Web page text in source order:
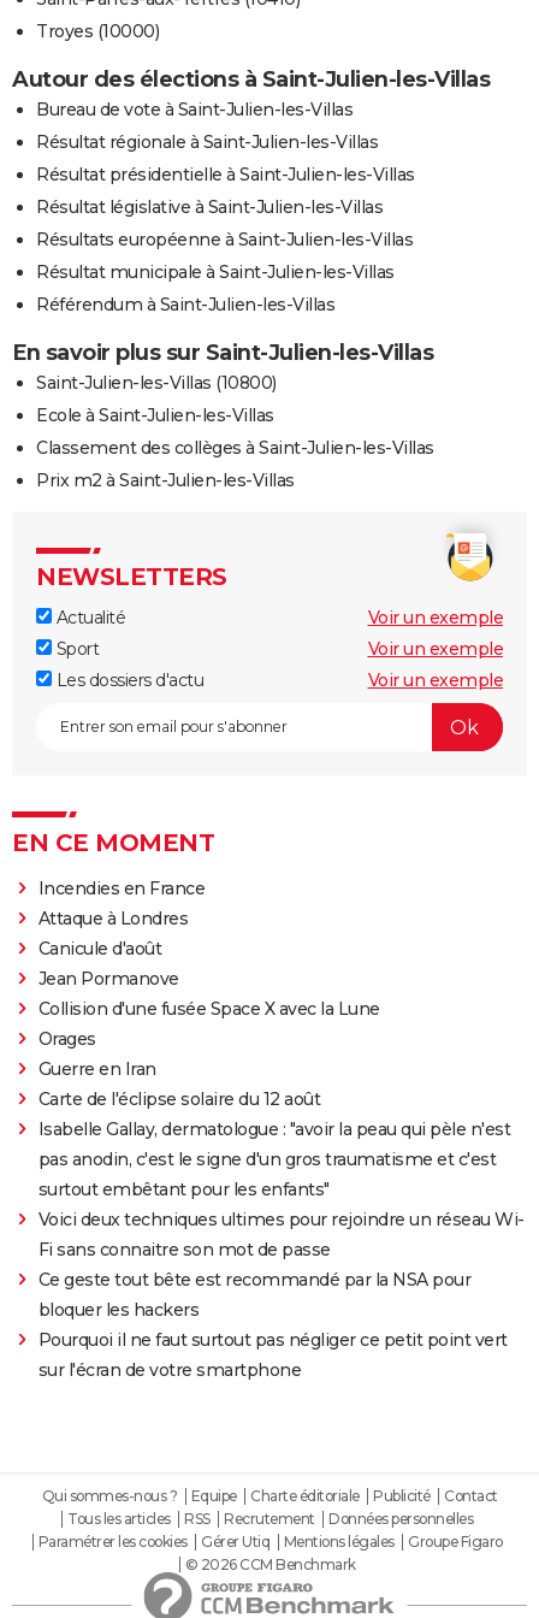
Troyes (10000)
Autour des élections à Saint-Julien-les-Villas
Bureau de vote à Saint-Julien-les-Villas
Résultat régionale à Saint-Julien-les-Villas
Résultat présidentielle à Saint-Julien-les-Villas
Résultat législative à Saint-Julien-les-Villas
Résultats européenne à Saint-Julien-les-Villas
Résultat municipale à Saint-Julien-les-Villas
Référendum à Saint-Julien-les-Villas
En savoir plus sur Saint-Julien-les-Villas
Saint-Julien-les-Villas (10800)
Ecole à Saint-Julien-les-Villas
Classement des collèges à Saint-Julien-les-Villas
Prix m2 à Saint-Julien-les-Villas
NEWSLETTERS
Actualité
Voir un exemple
Sport
Voir un exemple
Les dossiers d'actu
Voir un exemple
EN CE MOMENT
Incendies en France
Attaque à Londres
Canicule d'août
Jean Pormanove
Collision d'une fusée Space X avec la Lune
Orages
Guerre en Iran
Carte de l'éclipse solaire du 12 août
Isabelle Gallay, dermatologue : "avoir la peau qui pèle n'est
pas anodin, c'est le signe d'un gros traumatisme et c'est
surtout embêtant pour les enfants"
Voici deux techniques ultimes pour rejoindre un réseau Wi-
Fi sans connaitre son mot de passe
Ce geste tout bête est recommandé par la NSA pour
bloquer les hackers
Pourquoi il ne faut surtout pas négliger ce petit point vert
sur l'écran de votre smartphone
Qui sommes-nous ? Equipe Charte éditoriale Publicité
Contact
Tous les articles
RSS Recrutement
Données personnelles
Paramétrer les cookies
Gérer Utiq Mentions légales
Groupe Figaro
© 2026 CCM Benchmark